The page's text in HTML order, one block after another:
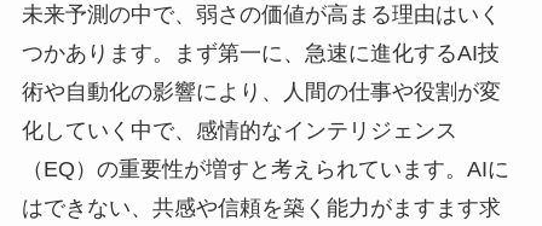
未来予測の中で、弱さの価値が高まる理由はいく
つかあります。まず第一に、急速に進化するAI技
術や自動化の影響により、人間の仕事や役割が変
化していく中で、感情的なインテリジェンス
（EQ）の重要性が増すと考えられています。AIに
はできない、共感や信頼を築く能力がますます求